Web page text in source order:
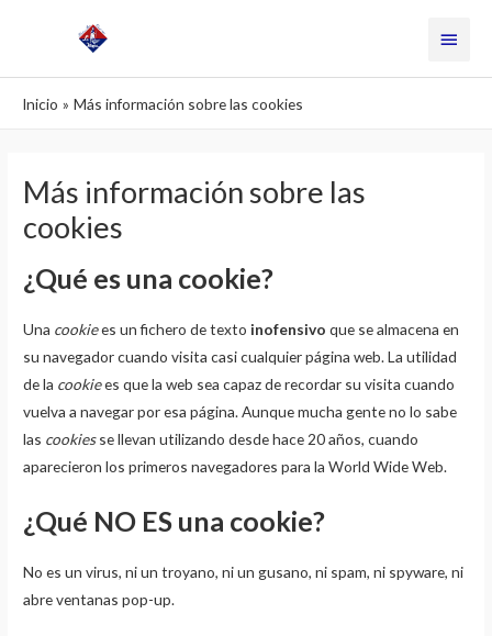
Menú
Inicio Más información sobre las cookies
Más información sobre las
cookies
¿Qué es una cookie?
Una cookiees un fichero de texto inofensivo que se almacena en
su navegador cuando visita casi cualquier página web. La utilidad
de la cookiees que la web sea capaz de recordar su visita cuando
vuelva a navegar por esa página. Aunque mucha gente no lo sabe
las cookiesse llevan utilizando desde hace 20 años, cuando
aparecieron los primeros navegadores para la World Wide Web.
¿Qué NO ES una cookie?
No es un virus, ni un troyano, ni un gusano, ni spam, ni spyware, ni
abre ventanas pop-up.